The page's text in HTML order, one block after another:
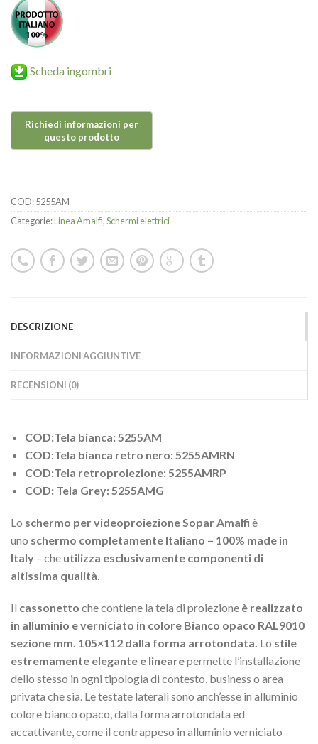
Scheda ingombri
COD:5255AM
Categorie:Linea Amalfi,Schermi elettrici
DESCRIZIONE
INFORMAZIONI AGGIUNTIVE
RECENSIONI (0)
COD:Tela bianca: 5255AM
COD:Tela bianca retro nero: 5255AMRN
COD:Tela retroproiezione: 5255AMRP
COD: Tela Grey: 5255AMG
Lo schermo per videoproiezione Sopar Amalfi è
uno schermo completamente Italiano – 100% made in
Italy – che utilizza esclusivamente componenti di
altissima qualità
Il cassonetto che contiene la tela di proiezione è realizzato
in alluminio e verniciato in colore Bianco opaco RAL9010
sezione mm. 105×112 dalla forma arrotondata. Lo stile
estremamente elegante e linearepermette l’installazione
dello stesso in ogni tipologia di contesto, business o area
privata che sia. Le testate laterali sono anch’esse in alluminio
colore bianco opaco, dalla forma arrotondata ed
accattivante, come il contrappeso in alluminio verniciato